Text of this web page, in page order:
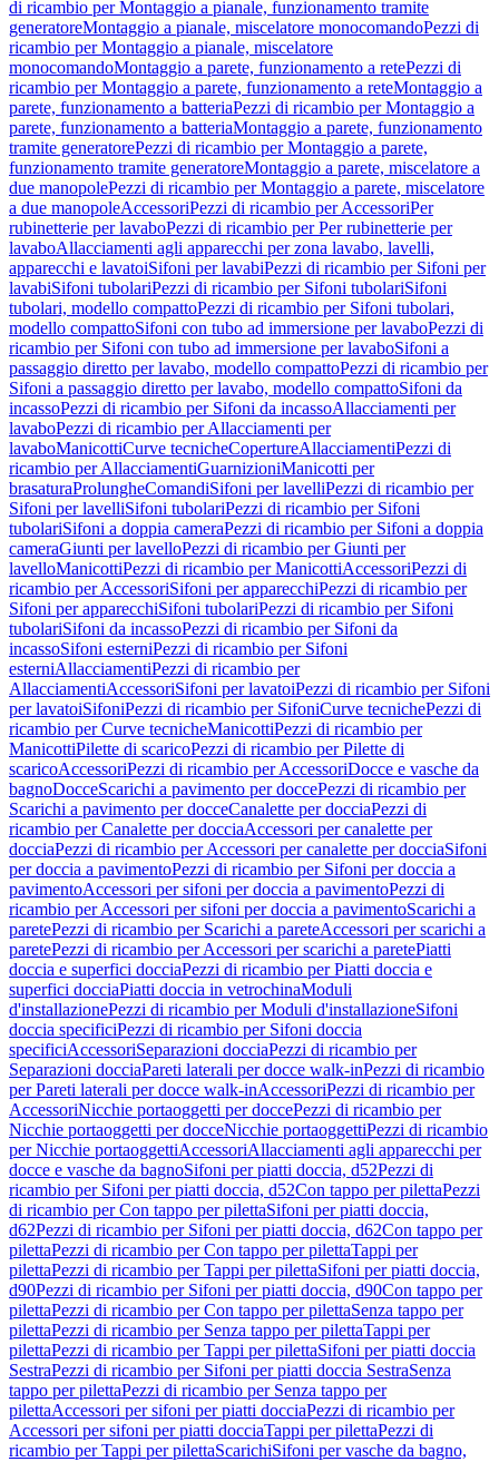
di ricambio per Montaggio a pianale, funzionamento tramite
generatoreMontaggio a pianale, miscelatore monocomandoPezzi di
ricambio per Montaggio a pianale, miscelatore
monocomandoMontaggio a parete, funzionamento a retePezzi di
ricambio per Montaggio a parete, funzionamento a reteMontaggio a
parete, funzionamento a batteriaPezzi di ricambio per Montaggio a
parete, funzionamento a batteriaMontaggio a parete, funzionamento
tramite generatorePezzi di ricambio per Montaggio a parete,
funzionamento tramite generatoreMontaggio a parete, miscelatore a
due manopolePezzi di ricambio per Montaggio a parete, miscelatore
a due manopoleAccessoriPezzi di ricambio per AccessoriPer
rubinetterie per lavaboPezzi di ricambio per Per rubinetterie per
lavaboAllacciamenti agli apparecchi per zona lavabo, lavelli,
apparecchi e lavatoiSifoni per lavabiPezzi di ricambio per Sifoni per
lavabiSifoni tubolariPezzi di ricambio per Sifoni tubolariSifoni
tubolari, modello compattoPezzi di ricambio per Sifoni tubolari,
modello compattoSifoni con tubo ad immersione per lavaboPezzi di
ricambio per Sifoni con tubo ad immersione per lavaboSifoni a
passaggio diretto per lavabo, modello compattoPezzi di ricambio per
Sifoni a passaggio diretto per lavabo, modello compattoSifoni da
incassoPezzi di ricambio per Sifoni da incassoAllacciamenti per
lavaboPezzi di ricambio per Allacciamenti per
lavaboManicottiCurve tecnicheCopertureAllacciamentiPezzi di
ricambio per AllacciamentiGuarnizioniManicotti per
brasaturaProlungheComandiSifoni per lavelliPezzi di ricambio per
Sifoni per lavelliSifoni tubolariPezzi di ricambio per Sifoni
tubolariSifoni a doppia cameraPezzi di ricambio per Sifoni a doppia
cameraGiunti per lavelloPezzi di ricambio per Giunti per
lavelloManicottiPezzi di ricambio per ManicottiAccessoriPezzi di
ricambio per AccessoriSifoni per apparecchiPezzi di ricambio per
Sifoni per apparecchiSifoni tubolariPezzi di ricambio per Sifoni
tubolariSifoni da incassoPezzi di ricambio per Sifoni da
incassoSifoni esterniPezzi di ricambio per Sifoni
esterniAllacciamentiPezzi di ricambio per
AllacciamentiAccessoriSifoni per lavatoiPezzi di ricambio per Sifoni
per lavatoiSifoniPezzi di ricambio per SifoniCurve tecnichePezzi di
ricambio per Curve tecnicheManicottiPezzi di ricambio per
ManicottiPilette di scaricoPezzi di ricambio per Pilette di
scaricoAccessoriPezzi di ricambio per AccessoriDocce e vasche da
bagnoDocceScarichi a pavimento per doccePezzi di ricambio per
Scarichi a pavimento per docceCanalette per docciaPezzi di
ricambio per Canalette per docciaAccessori per canalette per
docciaPezzi di ricambio per Accessori per canalette per docciaSifoni
per doccia a pavimentoPezzi di ricambio per Sifoni per doccia a
pavimentoAccessori per sifoni per doccia a pavimentoPezzi di
ricambio per Accessori per sifoni per doccia a pavimentoScarichi a
paretePezzi di ricambio per Scarichi a pareteAccessori per scarichi a
paretePezzi di ricambio per Accessori per scarichi a paretePiatti
doccia e superfici docciaPezzi di ricambio per Piatti doccia e
superfici docciaPiatti doccia in vetrochinaModuli
d'installazionePezzi di ricambio per Moduli d'installazioneSifoni
doccia specificiPezzi di ricambio per Sifoni doccia
specificiAccessoriSeparazioni docciaPezzi di ricambio per
Separazioni docciaPareti laterali per docce walk-inPezzi di ricambio
per Pareti laterali per docce walk-inAccessoriPezzi di ricambio per
AccessoriNicchie portaoggetti per doccePezzi di ricambio per
Nicchie portaoggetti per docceNicchie portaoggettiPezzi di ricambio
per Nicchie portaoggettiAccessoriAllacciamenti agli apparecchi per
docce e vasche da bagnoSifoni per piatti doccia, d52Pezzi di
ricambio per Sifoni per piatti doccia, d52Con tappo per pilettaPezzi
di ricambio per Con tappo per pilettaSifoni per piatti doccia,
d62Pezzi di ricambio per Sifoni per piatti doccia, d62Con tappo per
pilettaPezzi di ricambio per Con tappo per pilettaTappi per
pilettaPezzi di ricambio per Tappi per pilettaSifoni per piatti doccia,
d90Pezzi di ricambio per Sifoni per piatti doccia, d90Con tappo per
pilettaPezzi di ricambio per Con tappo per pilettaSenza tappo per
pilettaPezzi di ricambio per Senza tappo per pilettaTappi per
pilettaPezzi di ricambio per Tappi per pilettaSifoni per piatti doccia
SestraPezzi di ricambio per Sifoni per piatti doccia SestraSenza
tappo per pilettaPezzi di ricambio per Senza tappo per
pilettaAccessori per sifoni per piatti docciaPezzi di ricambio per
Accessori per sifoni per piatti docciaTappi per pilettaPezzi di
ricambio per Tappi per pilettaScarichiSifoni per vasche da bagno,